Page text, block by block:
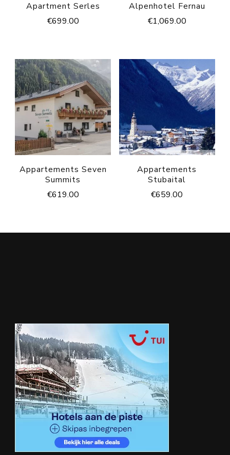
Apartment Serles
€699.00
Alpenhotel Fernau
€1,069.00
Appartements Seven
Summits
€619.00
Appartements
Stubaital
€659.00